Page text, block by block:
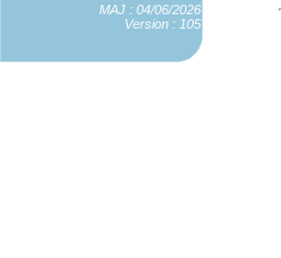
MAJ : 04/06/2026
Version : 105